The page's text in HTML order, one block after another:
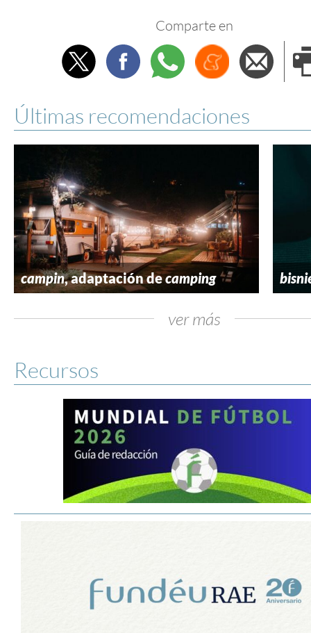
Comparte en
TwitterFacebookWhatsappMenéame
Últimas recomendaciones
campin, adaptación decamping
ver más
Recursos